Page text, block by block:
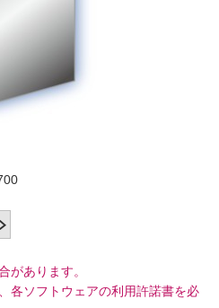
があります。
各ソフトウェアの利用許諾書を必